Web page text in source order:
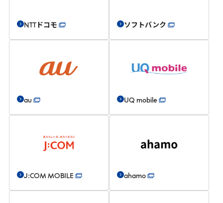
NTTドコモ ソフトバンク
au UQ mobile
J:COM MOBILE ahamo